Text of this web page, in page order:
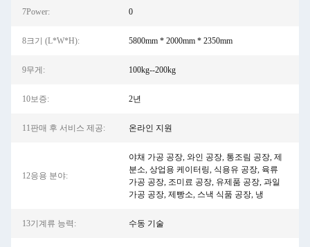
7Power: 0
8크기 (L*W*H): 5800mm * 2000mm * 2350mm
9무게: 100kg--200kg
10보증: 2년
11판매 후 서비스 제공: 온라인 지원
12응용 분야:
야채 가공 공장, 와인 공장, 통조림 공장, 제
분소, 상업용 케이터링, 식용유 공장, 육류
가공 공장, 조미료 공장, 유제품 공장, 과일
가공 공장, 제빵소, 스낵 식품 공장, 냉
13기계류 능력: 수동 기술